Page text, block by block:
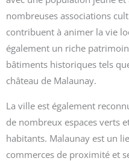
nombreuses associations
contribuent à animer la vie
également un riche
bâtiments historiques tels
château de Malaunay.
La ville est également
de nombreux espaces verts
habitants. Malaunay est un
commerces de proximité et